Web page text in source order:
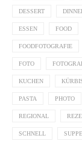
DESSERT
ESSEN FOOD
FOODFOTOGRAFIE
FOTO
KUCHEN
PASTA PHOTO
REGIONAL
SCHNELL SUPPE